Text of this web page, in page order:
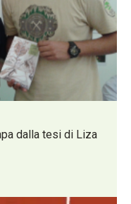
dalla tesi di Liza